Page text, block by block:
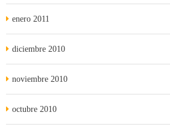
enero 2011
diciembre 2010
noviembre 2010
octubre 2010